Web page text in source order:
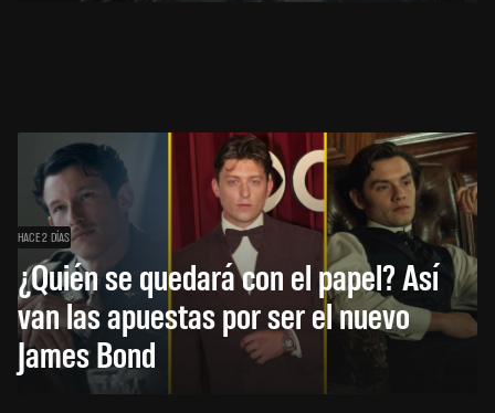
HACE 2 DÍAS
¿Quién se quedará con el papel? Así
van las apuestas por ser el nuevo
James Bond